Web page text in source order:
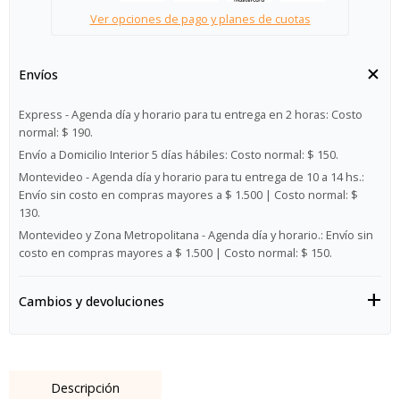
Ver opciones de pago y planes de cuotas
Envíos
Express - Agenda día y horario para tu entrega en 2 horas: Costo
normal: $ 190.
Envío a Domicilio Interior 5 días hábiles: Costo normal: $ 150.
Montevideo - Agenda día y horario para tu entrega de 10 a 14 hs.:
Envío sin costo en compras mayores a $ 1.500 | Costo normal: $
130.
Montevideo y Zona Metropolitana - Agenda día y horario.: Envío sin
costo en compras mayores a $ 1.500 | Costo normal: $ 150.
Cambios y devoluciones
Descripción